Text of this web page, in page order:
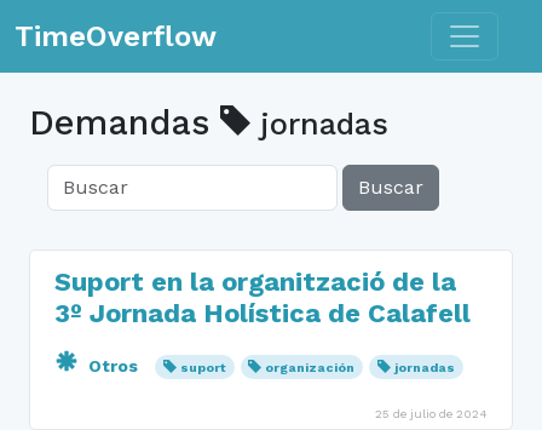
TimeOverflow Toggle
Demandas jornadas
Buscar
Suport en la organització de la
3º Jornada Holística de Calafell
Otros suport organización jornadas
25 de julio de 2024